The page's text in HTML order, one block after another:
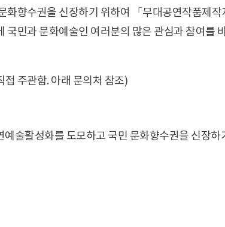
향수권을 신장하기 위하여 「무대공연작품제
민과 문화예술인 여러분의 많은 관심과 참여를
주관함. 아래 문의처 참조)
술활성화를 도모하고 국민 문화향수권을 신장하